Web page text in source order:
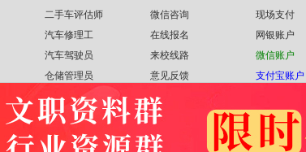
二手车评估师
汽车修理工
汽车驾驶员
仓储管理员
微信咨询
在线报名
来校线路
意见反馈
现场支付
网银账户
微信账户
支付宝账户